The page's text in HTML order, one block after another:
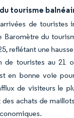
tourisme
de touristes
Baromètre du
reflétant une
de touristes au 21
en bonne voie
de visiteurs le
des achats de